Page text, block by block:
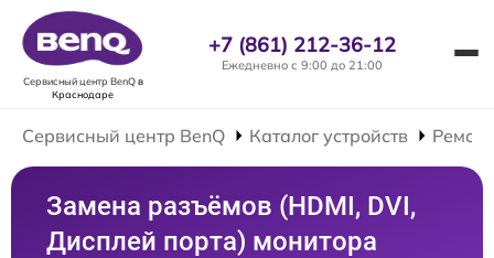
Сервисный центр BenQв
Краснодаре
+7 (861) 212-36-12
Ежедневно с 9:00 до 21:00
Сервисный центр BenQ Каталог устройств
Замена разъёмов (HDMI, DVI,
Дисплей порта) монитора